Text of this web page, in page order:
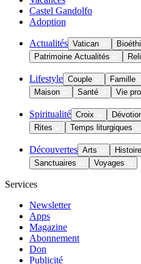
Castel Gandolfo
Adoption
Actualités Vatican
Patrimoine Actualités
Lifestyle Couple Famille
Maison
Santé Vie
Spiritualité Croix
Rites
Temps liturgiques
Découvertes Arts Histoire
Sanctuaires
Voyages
Services
Newsletter
Apps
Magazine
Abonnement
Don
Publicité